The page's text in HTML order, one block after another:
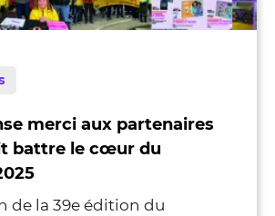
merci aux partenaires
battre le cœur du
de la 39e édition du